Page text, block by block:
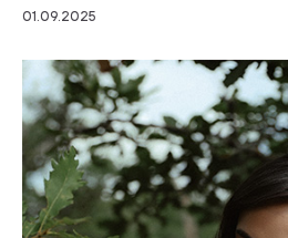
01.09.2025